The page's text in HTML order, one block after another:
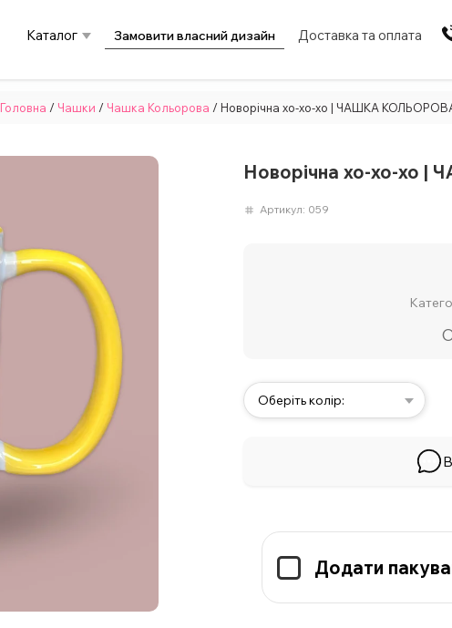
Каталог Замовити власний дизайн Доставка та оплата
Головна / Чашки / Чашка Кольорова / Новорічна хо-хо-хо | ЧАШКА
Новорічна хо-хо-хо
Артикул: 059
Оберіть колір:
Додати